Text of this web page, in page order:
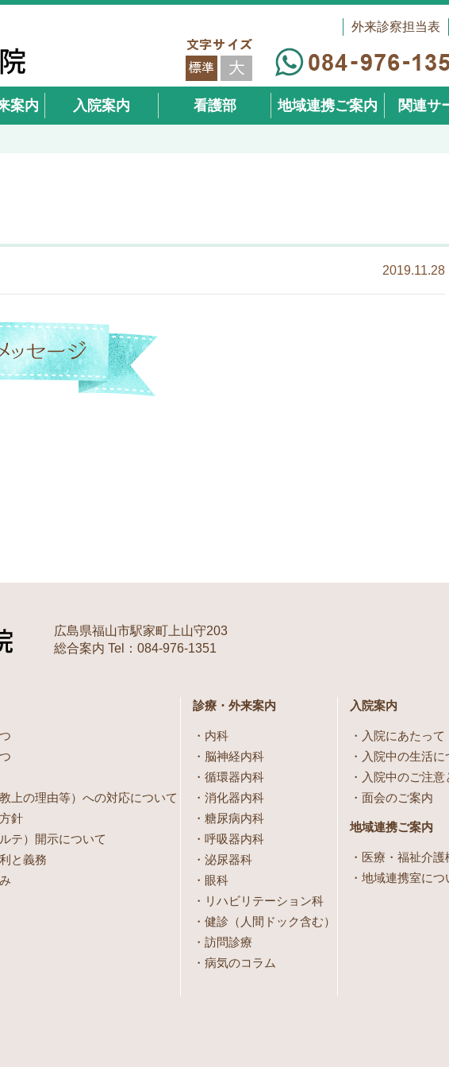
外来診察担当表
案内 入院案内 看護部 地域連携ご案内 関連サ
2019.11.28
広島県福山市駅家町上山守203
総合案内 Tel：084-976-1351
上の理由等）への対応について
針
テ）開示について
と義務
診療・外来案内
内科
脳神経内科
循環器内科
消化器内科
糖尿病内科
呼吸器内科
泌尿器科
眼科
リハビリテーション科
健診（人間ドック含む）
訪問診療
病気のコラム
入院案内
入院にあたって
入院中の生活に
入院中のご注意
面会のご案内
地域連携ご案内
医療・福祉介
地域連携室につ